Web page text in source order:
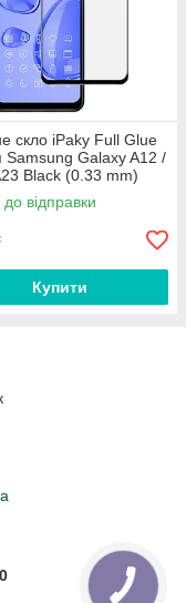
скло iPaky Full Glue
Samsung Galaxy A12 /
Black (0.33 mm)
до відправки
Купити